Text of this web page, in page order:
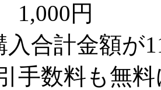
円
入合計金額が
手数料も無料